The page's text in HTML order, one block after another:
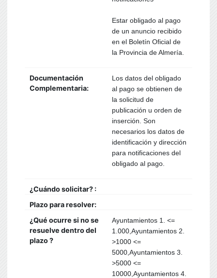
Estar obligado al pago
de un anuncio recibido
en el Boletín Oficial de
la Provincia de Almería.
Documentación
Complementaria:
Los datos del obligado
al pago se obtienen de
la solicitud de
publicación u orden de
inserción. Son
necesarios los datos de
identificación y dirección
para notificaciones del
obligado al pago.
¿Cuándo solicitar? :
Plazo para resolver:
¿Qué ocurre si no se
resuelve dentro del
plazo ?
Ayuntamientos 1. <=
1.000,Ayuntamientos 2.
>1000 <=
5000,Ayuntamientos 3.
>5000 <=
10000,Ayuntamientos 4.